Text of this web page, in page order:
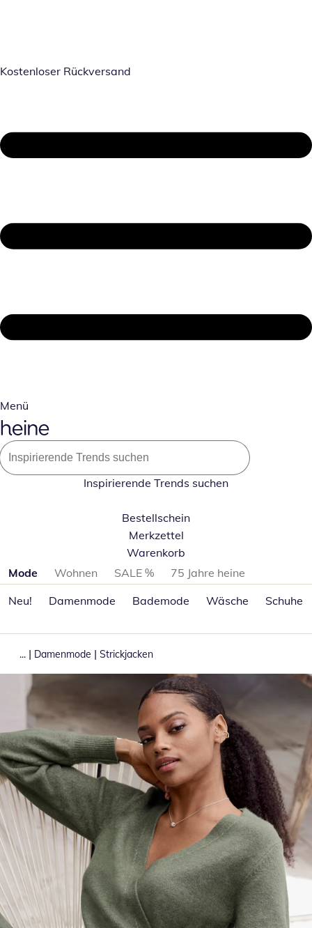
Kostenloser Rückversand
Menü
Inspirierende Trends suchen
Bestellschein
Merkzettel
Warenkorb
Produktkategorien überspringen
Mode Wohnen SALE %
75 Jahre heine
Neu!
Damenmode Bademode Wäsche Schuhe
... | Damenmode | Strickjacken